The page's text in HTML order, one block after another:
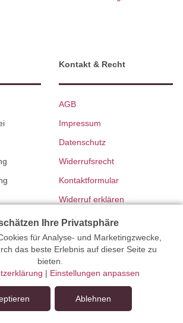
Kontakt & Recht
AGB
Impressum
Datenschutz
Widerrufsrecht
Kontaktformular
Widerruf erklären
Batteriegesetzhinweise
Richtlinien für Werbung
für Beleuchtung seit 2012 | Erstellt mit
peleides.io
Ihre Privatsphäre
für Analyse- und Marketingzwecke,
das beste Erlebnis auf dieser Seite zu
bieten.
| Einstellungen anpassen
Ablehnen